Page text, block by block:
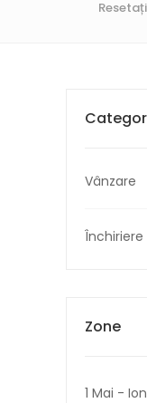
Vânzare
Închiriere
Zone
1 Mai -